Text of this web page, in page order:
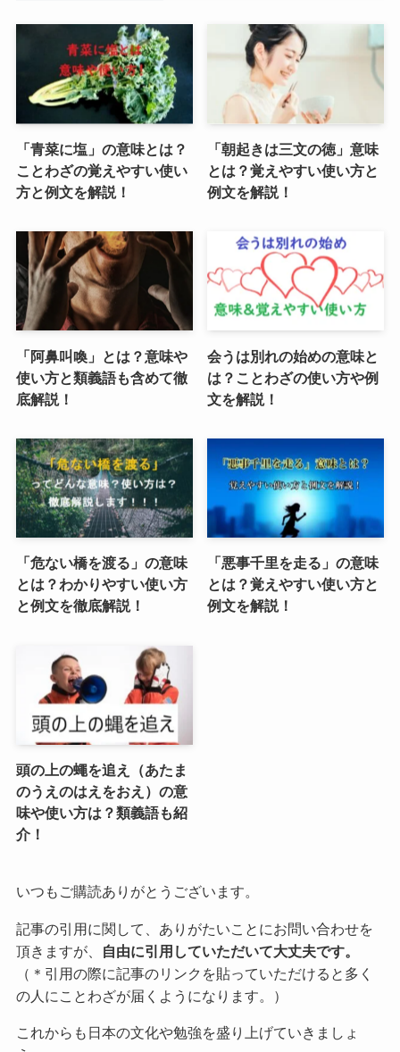
「青菜に塩」の意味とは？
ことわざの覚えやすい使い
方と例文を解説！
「朝起きは三文の徳」意味
とは？覚えやすい使い方と
例文を解説！
「阿鼻叫喚」とは？意味や
使い方と類義語も含めて徹
底解説！
会うは別れの始めの意味と
は？ことわざの使い方や例
文を解説！
「危ない橋を渡る」の意味
とは？わかりやすい使い方
と例文を徹底解説！
「悪事千里を走る」の意味
とは？覚えやすい使い方と
例文を解説！
頭の上の蠅を追え（あたま
のうえのはえをおえ）の意
味や使い方は？類義語も紹
介！
いつもご購読ありがとうございます。
記事の引用に関して、ありがたいことにお問い合わせを
頂きますが、
自由に引用していただいて大丈夫です。
（＊引用の際に記事のリンクを貼っていただけると多く
の人にことわざが届くようになります。）
これからも日本の文化や勉強を盛り上げていきましょ